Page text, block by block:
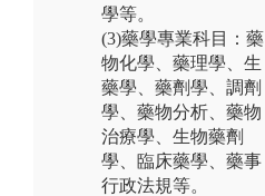
學等。
(3)藥學專業科目：藥
物化學、藥理學、生
藥學、藥劑學、調劑
學、藥物分析、藥物
治療學、生物藥劑
學、臨床藥學、藥事
行政法規等。